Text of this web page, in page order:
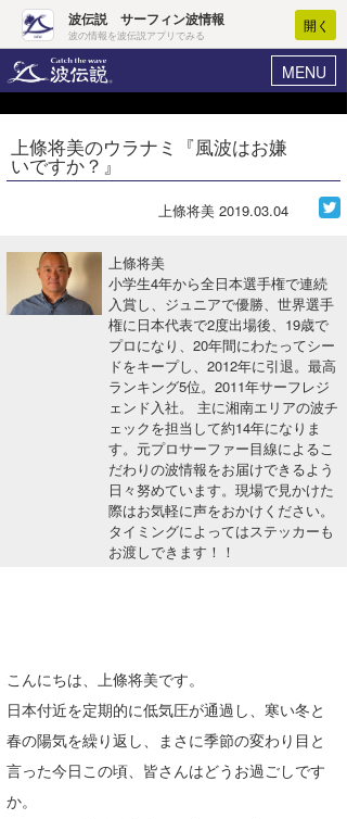
波伝説 サーフィン波情報
波の情報を波伝説アプリでみる
開く
MENU
ヘルプ マイホーム
ログイン
波情報･概況
WAVE HUNTER波予想ツール
サーフィンエリアガイド
会員メニュー
今月のプレゼント
上條将美のウラナミ『風波はお嫌
いですか？』
上條将美 2019.03.04
上條将美
小学生4年から全日本選手権で連続
入賞し、ジュニアで優勝、世界選手
権に日本代表で2度出場後、19歳で
プロになり、20年間にわたってシー
ドをキープし、2012年に引退。最高
ランキング5位。2011年サーフレジ
ェンド入社。 主に湘南エリアの波チ
ェックを担当して約14年になりま
す。元プロサーファー目線によるこ
だわりの波情報をお届けできるよう
日々努めています。現場で見かけた
際はお気軽に声をおかけください。
タイミングによってはステッカーも
お渡しできます！！
こんにちは、上條将美です。
日本付近を定期的に低気圧が通過し、寒い冬と
春の陽気を繰り返し、まさに季節の変わり目と
言った今日この頃、皆さんはどうお過ごしです
か。
Core Surf Japan
アート＆エンタメ
ショップ情報
ショップ情報
大阪
四国
沖縄
サーファーズ